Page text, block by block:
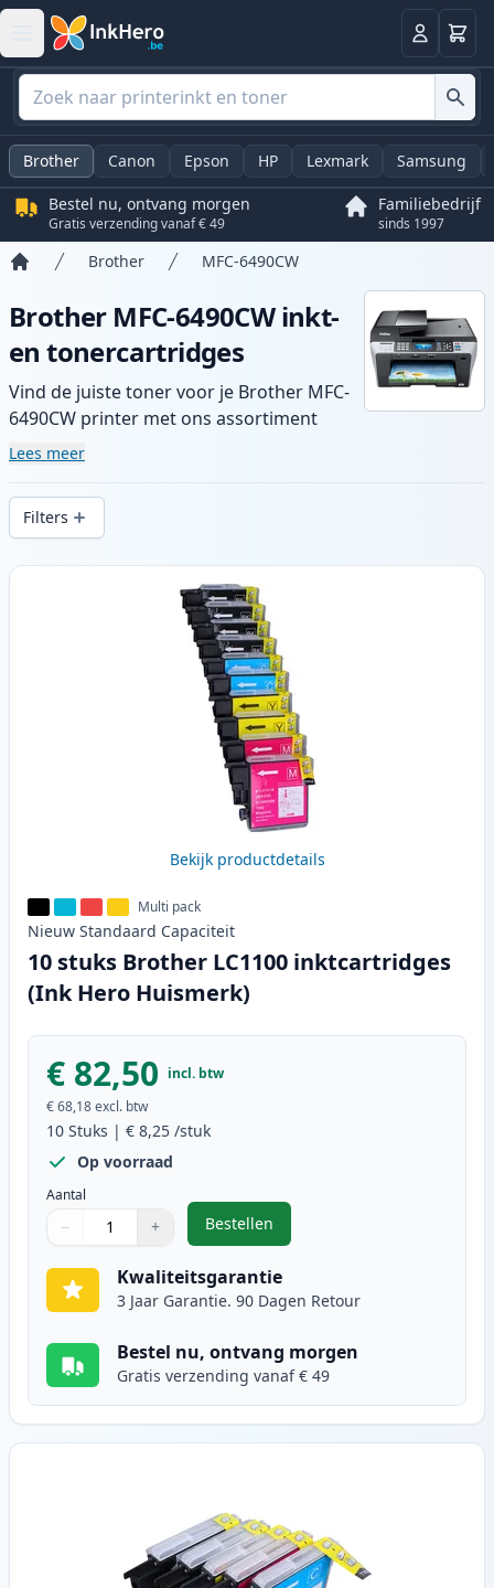
Log in
Brother Canon Epson HP Lexmark Samsung
Bestel nu, ontvang morgen
Gratis verzending vanaf € 49
Familiebedrijf
sinds 1997
Brother MFC-6490CW
Brother MFC-6490CW inkt-
en tonercartridges
Vind de juiste toner voor je Brother MFC-
6490CW printer met ons assortiment
compatibele en high-yield cartridges.
snelle levering vanuit lokale voorraad in .
Lees meer
Filters
Producten
Bekijk productdetails
Multi pack
Nieuw Standaard Capaciteit
10 stuks Brother LC1100 inktcartridges
(Ink Hero Huismerk)
€ 82,50 incl. btw
€ 68,18excl. btw
10 Stuks | € 8,25 /stuk
Op voorraad
Aantal
Gebruik de knoppen om aan te passen
− +
1
Bestellen
,10 stuks Brother LC1100
Kwaliteitsgarantie
3 Jaar Garantie. 90 Dagen Retour
Bestel nu, ontvang morgen
Gratis verzending vanaf € 49